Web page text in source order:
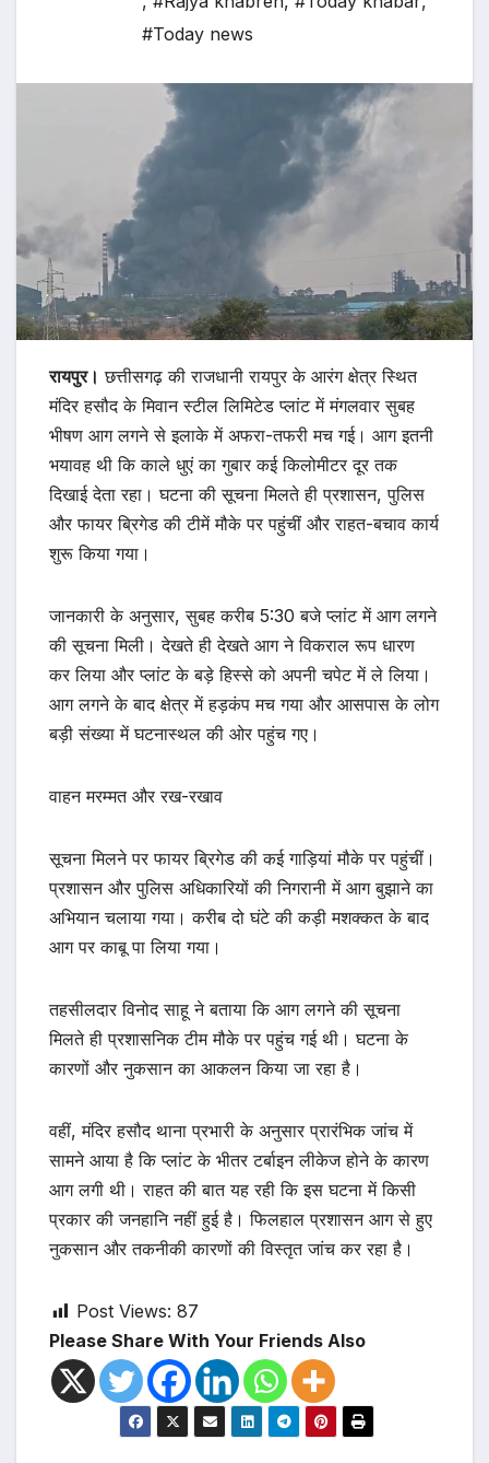
#Today news
रायपुर। छत्तीसगढ़ की राजधानी रायपुर के आरंग क्षेत्र स्थित
मंदिर हसौद के मिवान स्टील लिमिटेड प्लांट में मंगलवार सुबह
भीषण आग लगने से इलाके में अफरा-तफरी मच गई। आग इतनी
भयावह थी कि काले धुएं का गुबार कई किलोमीटर दूर तक
दिखाई देता रहा। घटना की सूचना मिलते ही प्रशासन, पुलिस
और फायर ब्रिगेड की टीमें मौके पर पहुंचीं और राहत-बचाव कार्य
शुरू किया गया।
जानकारी के अनुसार, सुबह करीब 5:30 बजे प्लांट में आग लगने
की सूचना मिली। देखते ही देखते आग ने विकराल रूप धारण
कर लिया और प्लांट के बड़े हिस्से को अपनी चपेट में ले लिया।
आग लगने के बाद क्षेत्र में हड़कंप मच गया और आसपास के लोग
बड़ी संख्या में घटनास्थल की ओर पहुंच गए।
वाहन मरम्मत और रख-रखाव
सूचना मिलने पर फायर ब्रिगेड की कई गाड़ियां मौके पर पहुंचीं।
प्रशासन और पुलिस अधिकारियों की निगरानी में आग बुझाने का
अभियान चलाया गया। करीब दो घंटे की कड़ी मशक्कत के बाद
आग पर काबू पा लिया गया।
तहसीलदार विनोद साहू ने बताया कि आग लगने की सूचना
मिलते ही प्रशासनिक टीम मौके पर पहुंच गई थी। घटना के
कारणों और नुकसान का आकलन किया जा रहा है।
वहीं, मंदिर हसौद थाना प्रभारी के अनुसार प्रारंभिक जांच में
सामने आया है कि प्लांट के भीतर टर्बाइन लीकेज होने के कारण
आग लगी थी। राहत की बात यह रही कि इस घटना में किसी
प्रकार की जनहानि नहीं हुई है। फिलहाल प्रशासन आग से हुए
नुकसान और तकनीकी कारणों की विस्तृत जांच कर रहा है।
Post Views: 87
Please Share With Your Friends Also